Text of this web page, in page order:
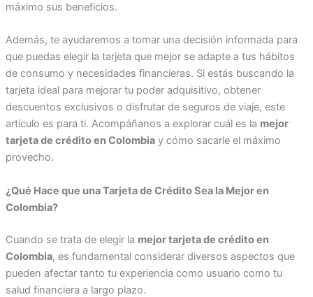
máximo sus beneficios.
Además, te ayudaremos a tomar una decisión informada para
que puedas elegir la tarjeta que mejor se adapte a tus hábitos
de consumo y necesidades financieras. Si estás buscando la
tarjeta ideal para mejorar tu poder adquisitivo, obtener
descuentos exclusivos o disfrutar de seguros de viaje, este
artículo es para ti. Acompáñanos a explorar cuál es la mejor
tarjeta de crédito en Colombiay cómo sacarle el máximo
provecho.
¿Qué Hace que una Tarjeta de Crédito Sea la Mejor en
Colombia?
Cuando se trata de elegir la mejor tarjeta de crédito en
Colombia, es fundamental considerar diversos aspectos que
pueden afectar tanto tu experiencia como usuario como tu
salud financiera a largo plazo.